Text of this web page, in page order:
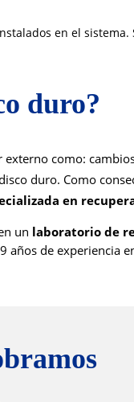
en el sistema.
duro?
como:
duro. Como
en
un laboratorio de
años de experiencia